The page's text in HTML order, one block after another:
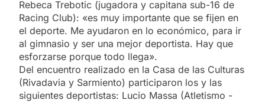
Rebeca Trebotic (jugadora y capitana sub-16 de
Racing Club): «es muy importante que se fijen en
el deporte. Me ayudaron en lo económico, para ir
al gimnasio y ser una mejor deportista. Hay que
esforzarse porque todo llega».
Del encuentro realizado en la Casa de las Culturas
(Rivadavia y Sarmiento) participaron los y las
siguientes deportistas: Lucio Massa (Atletismo -